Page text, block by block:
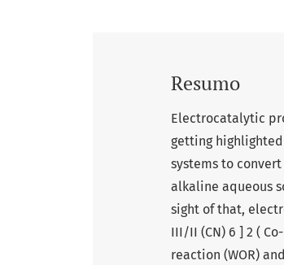
Resumo
Electrocatalytic
getting
systems to
alkaline aqueous
sight of that,
III/II (CN) 6 ] 2 (
reaction (WOR)